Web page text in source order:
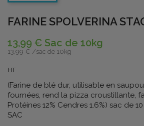
FARINE SPOLVERINA
13,99 € Sac de 10kg
13,99 € /sac de 10kg
HT
(Farine de blé dur, utilisable en
fournées, rend la pizza croustillante,
Protéines 12% Cendres 1.6%) sac de
SAC